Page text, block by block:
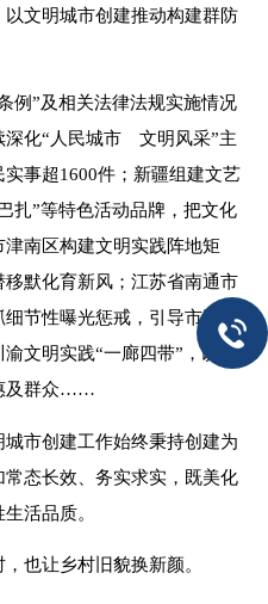
文明城市创建推动构建群防
例”及相关法律法规实施情况
深化“人民城市 文明风采”主
事超1600件；新疆组建文艺
扎”等特色活动品牌，把文化
南区构建文明实践阵地矩
默化育新风；江苏省南通市
节性曝光惩戒，引导市民养
文明实践“一廊四带”，以精
及群众……
市创建工作始终秉持创建为
态长效、务实求实，既美化
活品质。
也让乡村旧貌换新颜。